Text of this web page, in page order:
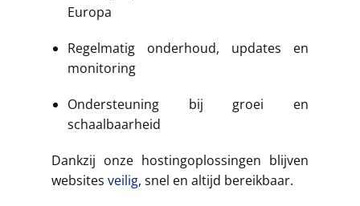
Europa
Regelmatig onderhoud, updates en
monitoring
Ondersteuning bij groei en
schaalbaarheid
Dankzij onze hostingoplossingen blijven
websites veilig, snel en altijd bereikbaar.